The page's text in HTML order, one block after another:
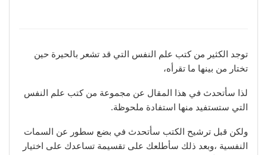
توجد الكثير من كتب علم النفس التي قد تشعر بالحيرة حين
تختار من بينها ما تقرأه،
لذا سأتحدث في هذا المقال عن مجموعة من كتب علم النفس
التي ستستفيد منها استفادة ملحوظة.
ولكن قبل ترشيح الكتب سأتحدث في بضع سطور عن السمات
النفسية ،وبعد ذلك سأطلعك على تقسيمة تساعدك على اختيار